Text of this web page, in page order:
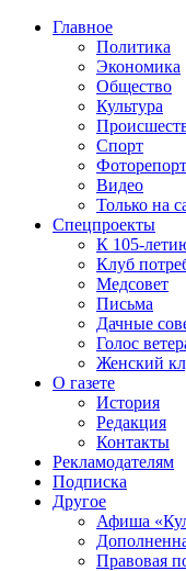
Главное
Политика
Экономика
Общество
Культура
Спорт
Видео
Только на
Спецпроекты
К 105-
Клуб
Медсовет
Письма
Дачные
Голос
Женский
О газете
История
Редакция
Контакты
Рекламодателям
Подписка
Другое
Афиша
Правовая